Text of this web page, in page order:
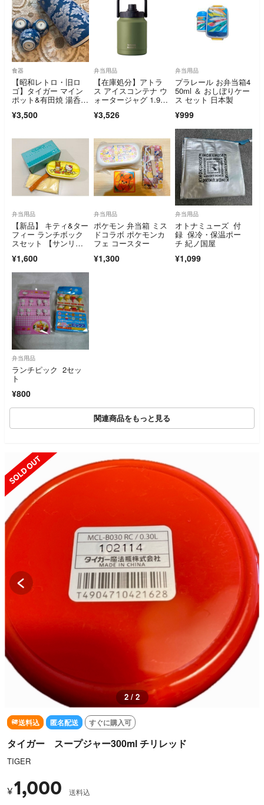
食器
【昭和レトロ・旧ロ
ゴ】タイガー マイン
ポット&有田焼 湯呑
¥3,500
弁当用品
【在庫処分】アトラ
ス アイスコンテナ ウ
ォータージャグ 1.9
¥3,526
弁当用品
プラレール お弁当箱4
50ml ＆ おしぼりケー
ス セット 日本製
¥999
弁当用品
【新品】 キティ&ター
フィー ランチボック
スセット 【サンリ
¥1,600
弁当用品
ポケモン 弁当箱 ミス
ドコラボ ポケモンカ
フェ コースター
¥1,300
弁当用品
オトナミューズ 付
録 保冷・保温ポー
チ 紀ノ国屋
¥1,099
弁当用品
ランチピック 2セッ
ト
¥800
関連商品をもっと見る
SOLD OUT
2 / 2
送料込 匿名配送 すぐに購入可
タイガー スープジャー300ml チリレッド
TIGER
¥1,000 送料込